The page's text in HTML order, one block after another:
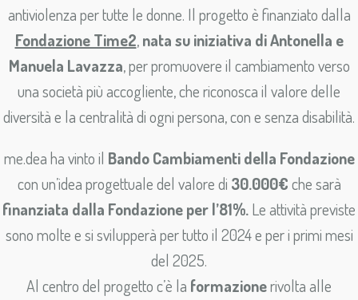
antiviolenza per tutte le donne. Il progetto è finanziato dalla
Fondazione Time2,nata su iniziativa di Antonella e
Manuela Lavazza, per promuovere il cambiamento verso
una società più accogliente, che riconosca il valore delle
diversità e la centralità di ogni persona, con e senza disabilità.
me.dea ha vinto il Bando Cambiamenti della Fondazione
con un’idea progettuale del valore di 30.000€che sarà
finanziata dalla Fondazione per l’81%.Le attività previste
sono molte e si svilupperà per tutto il 2024 e per i primi mesi
del 2025.
Al centro del progetto c’è la formazionerivolta alle